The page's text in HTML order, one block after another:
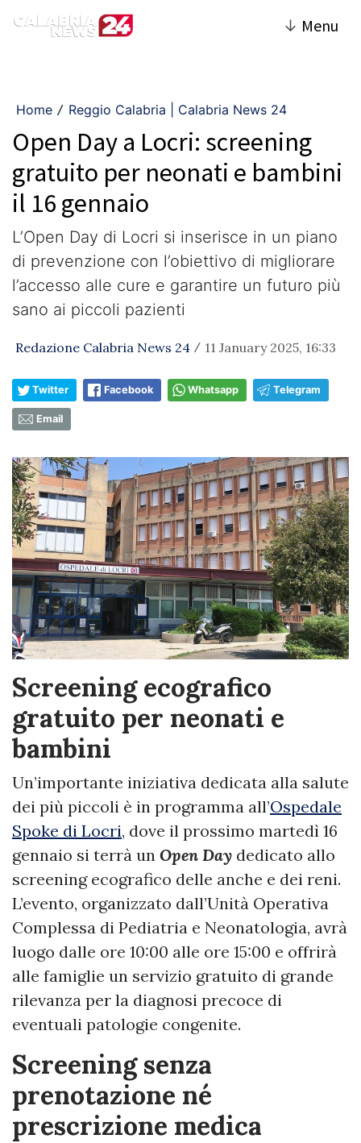
↓ Menu
Home / Reggio Calabria | Calabria News 24
Open Day a Locri: screening
gratuito per neonati e bambini
il 16 gennaio
L’Open Day di Locri si inserisce in un piano
di prevenzione con l’obiettivo di migliorare
l’accesso alle cure e garantire un futuro più
sano ai piccoli pazienti
Redazione Calabria News 24 / 11 January 2025, 16:33
Twitter Facebook Whatsapp Telegram
Email
Screening ecografico
gratuito per neonati e
bambini
Un’importante iniziativa dedicata alla salute
dei più piccoli è in programma all’Ospedale
Spoke di Locri, dove il prossimo martedì 16
gennaio si terrà un Open Day dedicato allo
screening ecografico delle anche e dei reni.
L’evento, organizzato dall’Unità Operativa
Complessa di Pediatria e Neonatologia, avrà
luogo dalle ore 10:00 alle ore 15:00 e offrirà
alle famiglie un servizio gratuito di grande
rilevanza per la diagnosi precoce di
eventuali patologie congenite.
Screening senza
prenotazione né
prescrizione medica